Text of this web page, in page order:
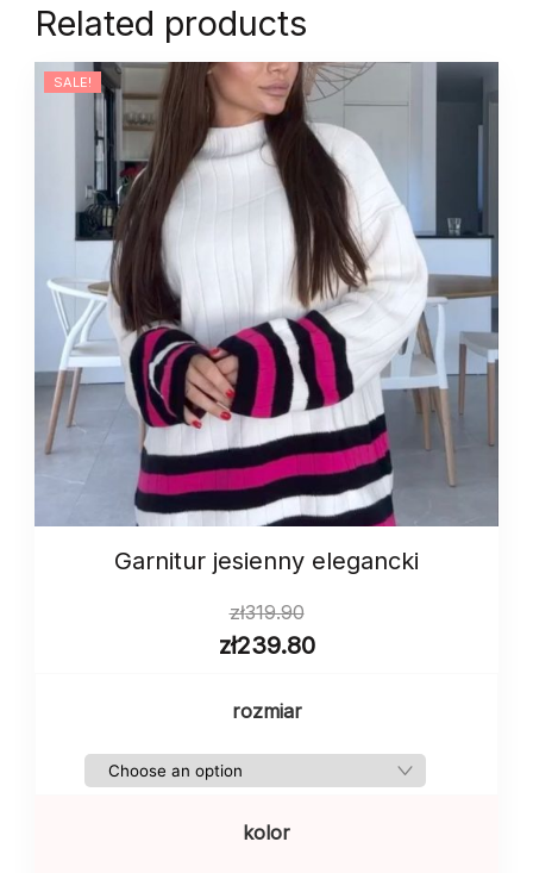
Related products
SALE!
Garnitur jesienny elegancki
zł319.90
zł239.80
rozmiar
kolor